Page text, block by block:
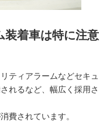
装着車は特に注意
ティアラームなどセキュ
れるなど、幅広く採用さ
費されています。